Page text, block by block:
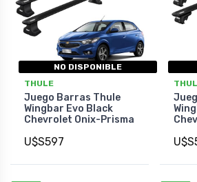
NO DISPONIBLE
THULE
Juego Barras Thule
Wingbar Evo Black
Chevrolet Onix-Prisma
U$S597